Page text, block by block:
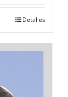
Detalles